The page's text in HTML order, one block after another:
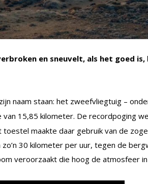
en sneuvelt, als het goed
naam staan: het zweefvliegtuig –
van 15,85 kilometer. De recordpoging
maakte daar gebruik van de
30 kilometer per uur, tegen de
veroorzaakt die hoog de atmosfeer